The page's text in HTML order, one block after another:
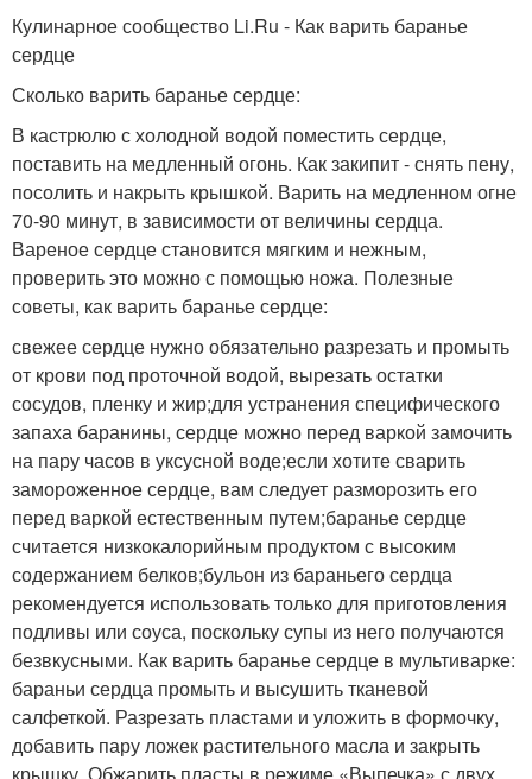
Кулинарное сообщество Li.Ru - Как варить баранье
сердце
Сколько варить баранье сердце:
В кастрюлю с холодной водой поместить сердце,
поставить на медленный огонь. Как закипит - снять пену,
посолить и накрыть крышкой. Варить на медленном огне
70-90 минут, в зависимости от величины сердца.
Вареное сердце становится мягким и нежным,
проверить это можно с помощью ножа. Полезные
советы, как варить баранье сердце:
свежее сердце нужно обязательно разрезать и промыть
от крови под проточной водой, вырезать остатки
сосудов, пленку и жир;для устранения специфического
запаха баранины, сердце можно перед варкой замочить
на пару часов в уксусной воде;если хотите сварить
замороженное сердце, вам следует разморозить его
перед варкой естественным путем;баранье сердце
считается низкокалорийным продуктом с высоким
содержанием белков;бульон из бараньего сердца
рекомендуется использовать только для приготовления
подливы или соуса, поскольку супы из него получаются
безвкусными. Как варить баранье сердце в мультиварке:
бараньи сердца промыть и высушить тканевой
салфеткой. Разрезать пластами и уложить в формочку,
добавить пару ложек растительного масла и закрыть